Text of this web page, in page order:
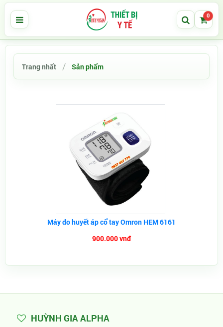
0
Trang nhất Sản phẩm
Máy đo huyết áp cổ tay Omron HEM 6161
900.000 vnđ
HUỲNH GIA ALPHA